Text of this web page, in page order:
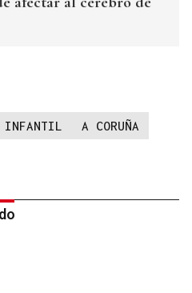
INFANTIL
A CORUÑA